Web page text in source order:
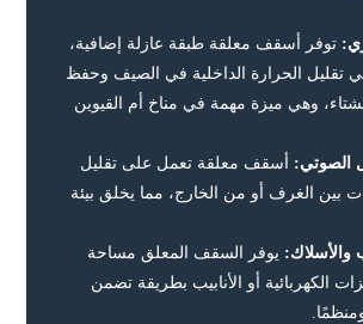
توفر أسقف معلقة طبقة عازلة إضافية،
تقليل الحرارة الداخلية في الصيف وحفظ
وهي ميزة مهمة في مناخ أم القيوين
الصوتي: أسقف معلقة تعمل على تقليل
بين الغرف أو من الخارج، مما يخلق بيئة
والأسلاك: يوفر السقف المعلق مساحة
الكهربائية أو الأنابيب بطريقة تضمن